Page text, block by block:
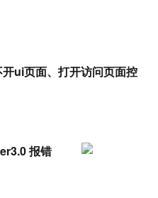
ui页面、打开访问页面控
报错